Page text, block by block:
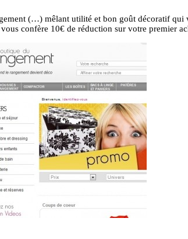
(…) mêlant utilité et bon goût décoratif
confère 10€ de réduction sur votre premier